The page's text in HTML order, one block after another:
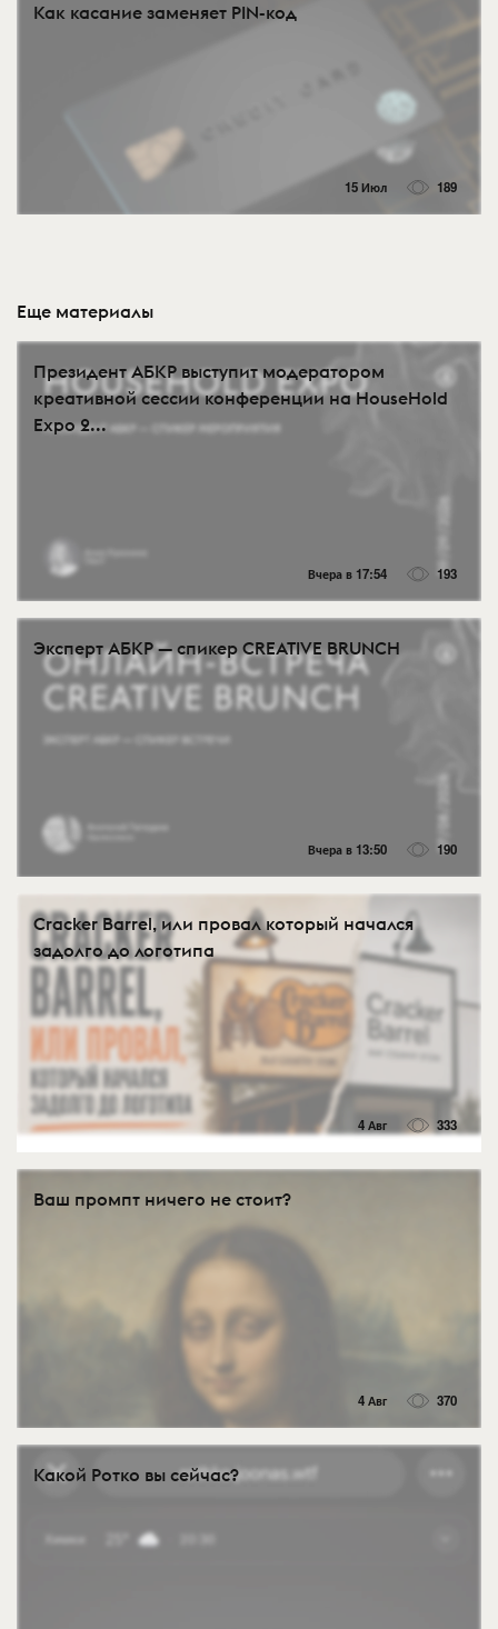
Как касание заменяет PIN-код
15 Июл 189
Еще материалы
Президент АБКР выступит модератором
креативной сессии конференции на HouseHold
Expo 2...
Вчера в 17:54 193
Эксперт АБКР — спикер CREATIVE BRUNCH
Вчера в 13:50 190
Cracker Barrel, или провал который начался
задолго до логотипа
4 Авг 333
Ваш промпт ничего не стоит?
4 Авг 370
Какой Ротко вы сейчас?